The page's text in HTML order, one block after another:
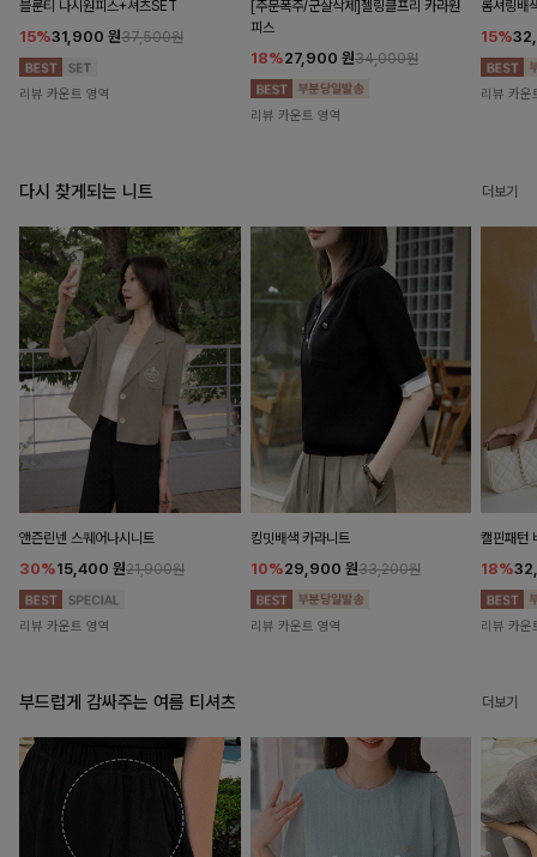
블룬티 나시원피스+셔츠SET
15%31,900 원37,500원
리뷰 카운트 영역
[주문폭주/군살삭제]젤링클프리 카라원
피스
18%27,900 원34,000원
리뷰 카운트 영역
롬셔링배
15%
리뷰 카운
다시 찾게되는 니트 더보기
앤즌린넨 스퀘어나시니트
30%15,400 원21,900원
리뷰 카운트 영역
킹밋배색 카라니트
10%29,900 원33,200원
리뷰 카운트 영역
캘핀패턴
18%
리뷰 카운
부드럽게 감싸주는 여름 티셔츠 더보기